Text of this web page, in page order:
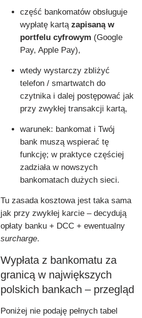
część bankomatów obsługuje
wypłatę kartą zapisaną w
portfelu cyfrowym (Google
Pay, Apple Pay),
wtedy wystarczy zbliżyć
telefon / smartwatch do
czytnika i dalej postępować jak
przy zwykłej transakcji kartą,
warunek: bankomat i Twój
bank muszą wspierać tę
funkcję; w praktyce częściej
zadziała w nowszych
bankomatach dużych sieci.
Tu zasada kosztowa jest taka sama
jak przy zwykłej karcie – decydują
opłaty banku + DCC + ewentualny
surcharge.
Wypłata z bankomatu za
granicą w największych
polskich bankach – przegląd
Poniżej nie podaję pełnych tabel